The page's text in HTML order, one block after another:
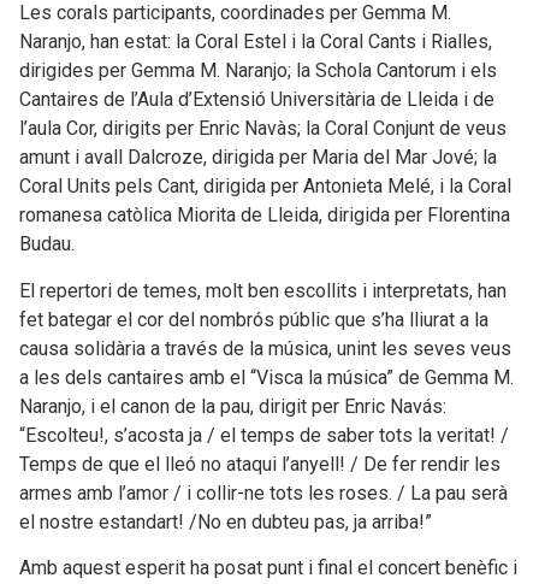
Les corals participants, coordinades per Gemma M.
Naranjo, han estat: la Coral Estel i la Coral Cants i Rialles,
dirigides per Gemma M. Naranjo; la Schola Cantorum i els
Cantaires de l’Aula d’Extensió Universitària de Lleida i de
l’aula Cor, dirigits per Enric Navàs; la Coral Conjunt de veus
amunt i avall Dalcroze, dirigida per Maria del Mar Jové; la
Coral Units pels Cant, dirigida per Antonieta Melé, i la Coral
romanesa catòlica Miorita de Lleida, dirigida per Florentina
Budau.
El repertori de temes, molt ben escollits i interpretats, han
fet bategar el cor del nombrós públic que s’ha lliurat a la
causa solidària a través de la música, unint les seves veus
a les dels cantaires amb el “Visca la música” de Gemma M.
Naranjo, i el canon de la pau, dirigit per Enric Navás:
“Escolteu!, s’acosta ja / el temps de saber tots la veritat! /
Temps de que el lleó no ataqui l’anyell! / De fer rendir les
armes amb l’amor / i collir-ne tots les roses. / La pau serà
el nostre estandart! /No en dubteu pas, ja arriba!”
Amb aquest esperit ha posat punt i final el concert benèfic i